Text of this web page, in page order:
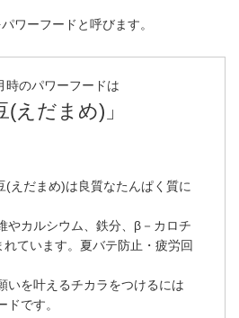
ワーフードと呼びます。
時のパワーフードは
(えだまめ)」
(えだまめ)は良質なたんぱく質に
やカルシウム、鉄分、β－カロチ
ています。夏バテ防止・疲労回
いを叶えるチカラをつけるには
ドです。